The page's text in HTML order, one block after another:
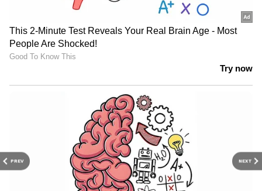
PREV NEXT